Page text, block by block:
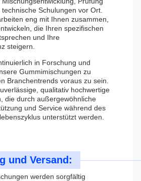
Schulungen vor Ort.
eng mit Ihnen zusammen,
die Ihren spezifischen
und Ihre
steigern.
in Forschung und
Gummimischungen zu
Branchentrends voraus zu sein.
qualitativ hochwertige
die durch außergewöhnliche
und Service während des
unterstützt werden.
und Versand:
werden sorgfältig